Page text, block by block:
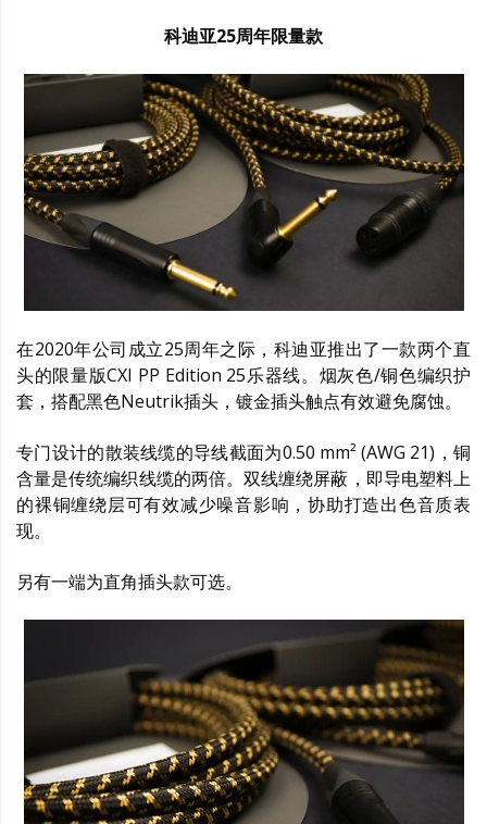
科迪亚25周年限量款
在2020年公司成立25周年之际，科迪亚推出了一款两个直
头的限量版CXI PP Edition 25乐器线。烟灰色/铜色编织护
套，搭配黑色Neutrik插头，镀金插头触点有效避免腐蚀。
专门设计的散装线缆的导线截面为0.50 mm² (AWG 21)，铜
含量是传统编织线缆的两倍。双线缠绕屏蔽，即导电塑料上
的裸铜缠绕层可有效减少噪音影响，协助打造出色音质表
现。
另有一端为直角插头款可选。